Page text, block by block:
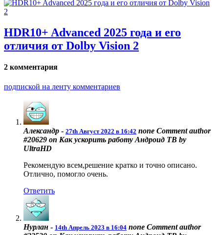
HDR10+ Advanced 2025 года и его
отличия от Dolby Vision 2
2 комментария
подпиской на ленту комментариев
Александр - 27th Август 2022 в 16:42 none Comment author
#20629 on Как ускорить работу Андроид ТВ by
UltraHD
Рекомендую всем,решение кратко и точно описано.
Отлично, помогло очень.
Ответить
Нурлан - 14th Апрель 2023 в 16:04 none Comment author